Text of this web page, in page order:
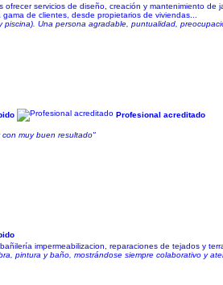
servicios de diseño, creación y mantenimiento
de clientes, desde propietarios de viviendas...
Una persona agradable, puntualidad,
Profesional acreditado
muy buen resultado"
impermeabilizacion, reparaciones de tejados y
pintura y baño, mostrándose siempre colaborativo y